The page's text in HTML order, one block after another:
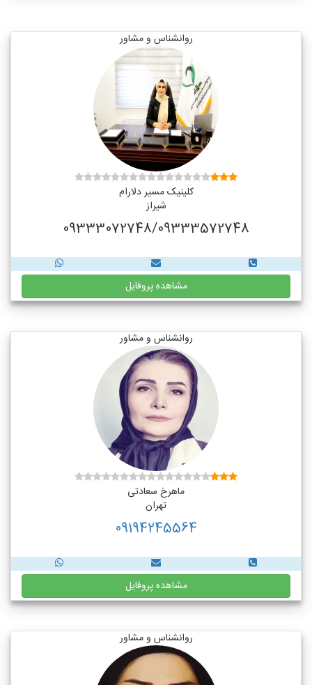
روانشناس و مشاور
کلینیک مسیر دلارام
شیراز
09333072748/09333572748
مشاهده پروفایل
روانشناس و مشاور
ماهرخ سعادتی
تهران
09194245564
مشاهده پروفایل
روانشناس و مشاور